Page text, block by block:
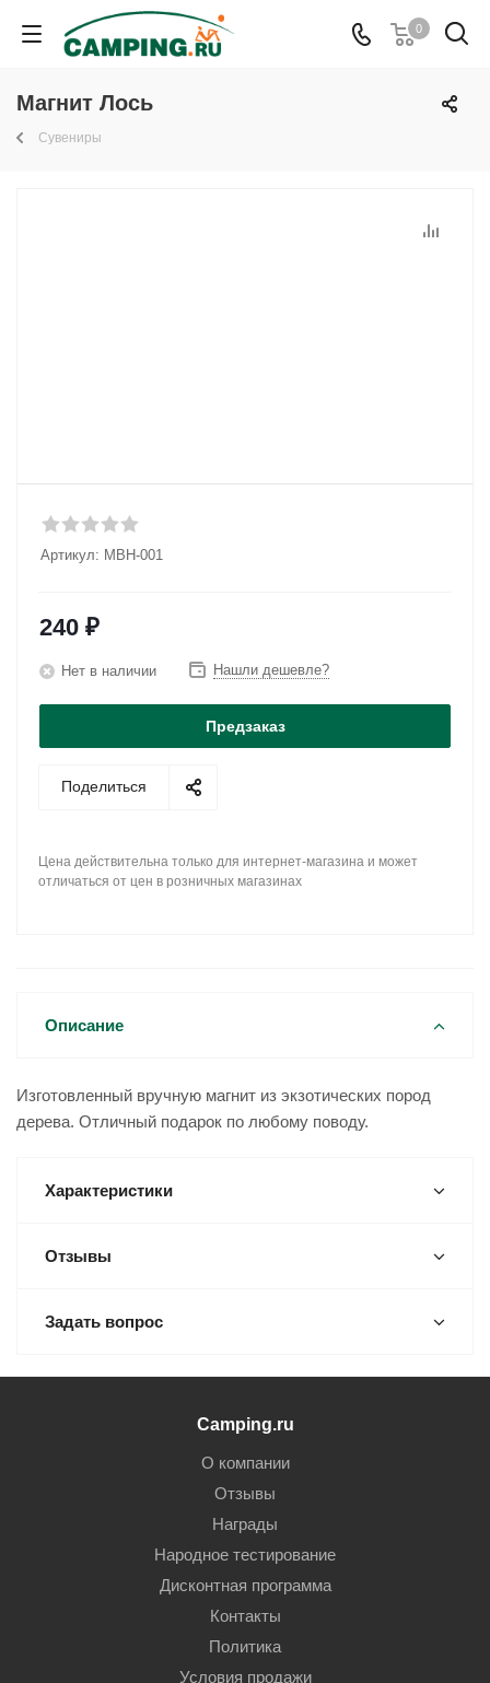
0
Магнит Лось
Сувениры
Артикул: MBH-001
240 ₽
Нет в наличии Нашли дешевле?
Предзаказ
Поделиться
Цена действительна только для интернет-магазина и может
отличаться от цен в розничных магазинах
Описание
Изготовленный вручную магнит из экзотических пород
дерева. Отличный подарок по любому поводу.
Характеристики
Отзывы
Задать вопрос
Camping.ru
О компании
Отзывы
Награды
Народное тестирование
Дисконтная программа
Контакты
Политика
Условия продажи